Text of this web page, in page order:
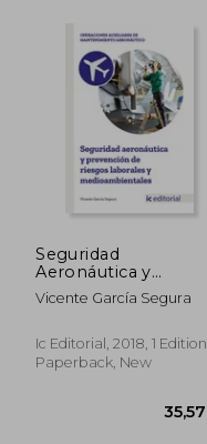
Seguridad
Aeronáutica y
Prevención de
Riesgos Laborales y
Spanish)
Vicente García Segura
Ic Editorial, 2018, 1 Edition,
Paperback, New